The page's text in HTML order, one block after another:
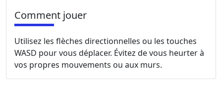
Comment jouer
Utilisez les flèches directionnelles ou les touches
WASD pour vous déplacer. Évitez de vous heurter à
vos propres mouvements ou aux murs.